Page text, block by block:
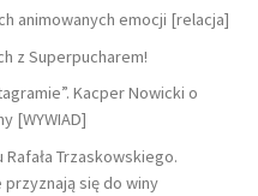
animowanych emocji [relacja]
z Superpucharem!
Kacper Nowicki o
[WYWIAD]
Trzaskowskiego.
się do winy